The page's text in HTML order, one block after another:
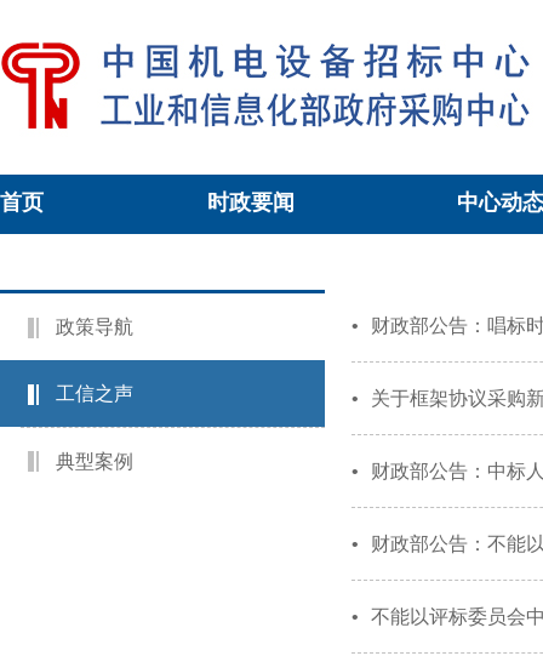
首页 时政要闻 中心动态
政策导航
工信之声
典型案例
• 财政部公告：唱标
• 关于框架协议采购
• 财政部公告：中标
• 财政部公告：不能
• 不能以评标委员会